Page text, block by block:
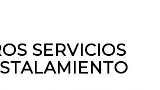
SERVICIOS